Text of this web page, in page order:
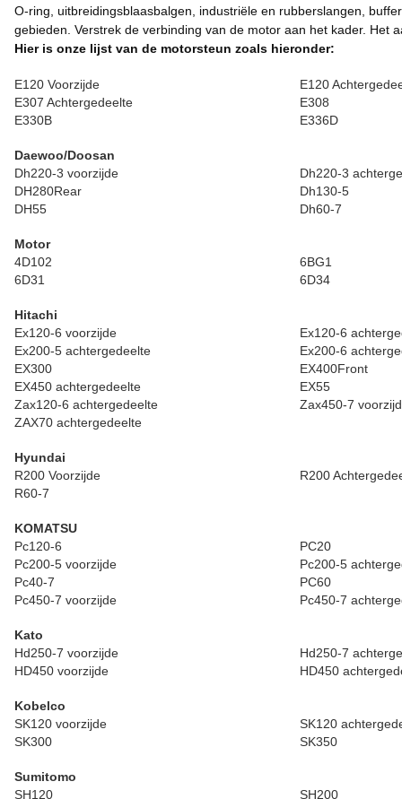
O-ring, uitbreidingsblaasbalgen, industriële en rubberslangen,
gebieden. Verstrek de verbinding van de motor aan het kader. Het
Hier is onze lijst van de motorsteun zoals hieronder:
E120 Voorzijde
E120
E307 Achtergedeelte
E308
E330B
E336D
Daewoo/Doosan
Dh220-3 voorzijde
Dh220-3
DH280Rear
Dh130-5
DH55
Dh60-7
Motor
4D102
6BG1
6D31
6D34
Hitachi
Ex120-6 voorzijde
Ex120-6
Ex200-5 achtergedeelte
Ex200-6
EX300
EX400Front
EX450 achtergedeelte
EX55
Zax120-6 achtergedeelte
Zax450-7
ZAX70 achtergedeelte
Hyundai
R200 Voorzijde
R200
R60-7
KOMATSU
Pc120-6
PC20
Pc200-5 voorzijde
Pc200-5
Pc40-7
PC60
Pc450-7 voorzijde
Pc450-7
Kato
Hd250-7 voorzijde
Hd250-7
HD450 voorzijde
HD450
Kobelco
SK120 voorzijde
SK120
SK300
SK350
Sumitomo
SH120
SH200